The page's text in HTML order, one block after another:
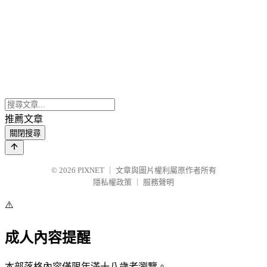
推薦文章
關閉搜尋
© 2026 PIXNET
文章與圖片權利屬原作者所有
隱私權政策
服務聲明
⚠️
成人內容提醒